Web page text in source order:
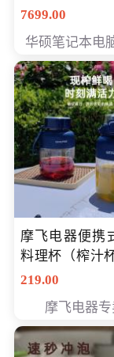
空蓝 oled 智慧轻薄本 会
7699.00
华硕笔记本电
摩飞电器便携
料理杯（榨汁杯）
专享价118元
219.00
摩飞电器